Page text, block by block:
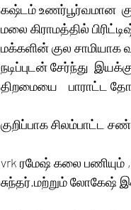
கஷ்டம் உணர்பூர்வமான
மலை கிராமத்தில்
மக்களின் குல
நடிப்புடன் சேர்ந்து
திறமையை    பாராட்ட
குறிப்பாக சிலம்பாட்ட
vrk ரமேஷ் கலை பணியும்
சுந்தர்.மற்றும் லோகேஷ்